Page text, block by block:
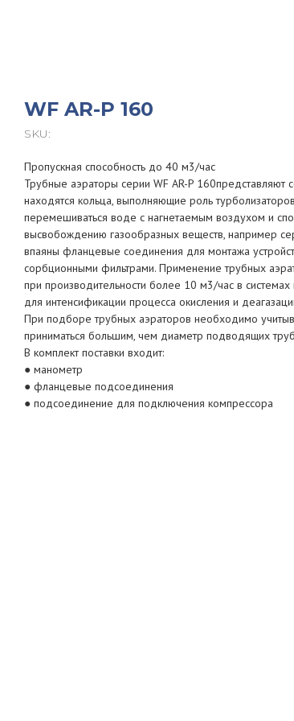
WF AR-P 160
SKU:
Пропускная способность до 40 м3/час
Трубные аэраторы серии WF AR-P 160представляют
находятся кольца, выполняющие роль
перемешиваться воде с нагнетаемым воздухом и
высвобождению газообразных веществ, например
впаяны фланцевые соединения для монтажа
сорбционными фильтрами. Применение трубных
при производительности более 10 м3/час в
для интенсификации процесса окисления и
При подборе трубных аэраторов необходимо
приниматься большим, чем диаметр подводящих
В комплект поставки входит:
● манометр
● фланцевые подсоединения
● подсоединение для подключения компрессора